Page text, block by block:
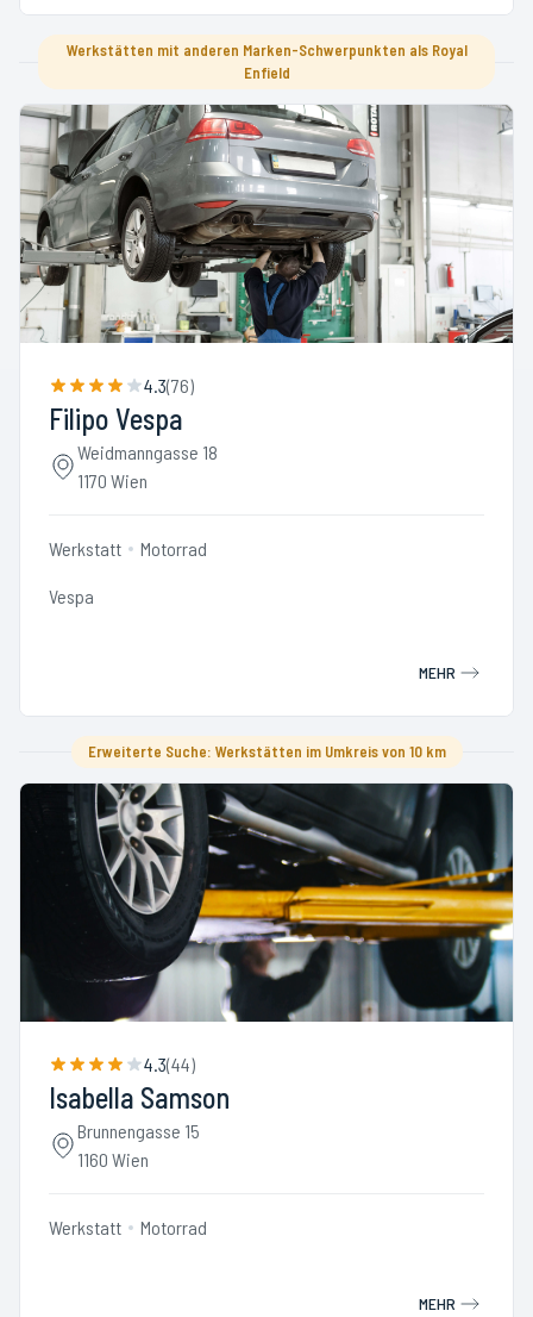
Werkstätten mit anderen Marken-Schwerpunkten als Royal
Enfield
4.3(76)
Filipo Vespa
Weidmanngasse 18
1170 Wien
Werkstatt Motorrad
Vespa
MEHR
Erweiterte Suche: Werkstätten im Umkreis von 10 km
4.3(44)
Isabella Samson
Brunnengasse 15
1160 Wien
Werkstatt Motorrad
MEHR